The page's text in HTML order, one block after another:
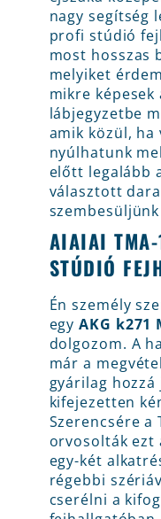
nagy segítség
profi stúdió
most hosszas
melyiket
mikre
lábjegyzetbe
amik közül, ha
nyúlhatunk
előtt legalább
választott
AIAIAI TMA-
STÚDIÓ
Én személy
egyAKG k271
dolgozom. A
már a
gyárilag
kifejezetten
Szerencsére a
orvosolták ezt
egy-két
régebbi
cserélni a